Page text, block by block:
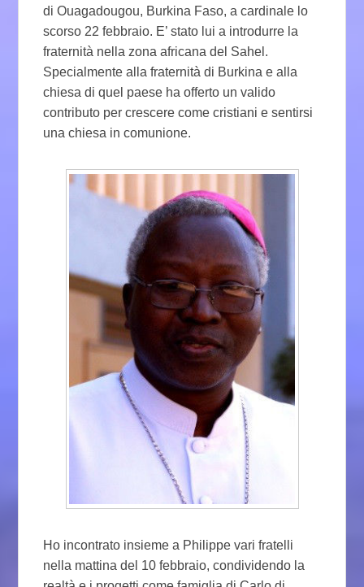
di Ouagadougou, Burkina Faso, a cardinale lo
scorso 22 febbraio. E’ stato lui a introdurre la
fraternità nella zona africana del Sahel.
Specialmente alla fraternità di Burkina e alla
chiesa di quel paese ha offerto un valido
contributo per crescere come cristiani e sentirsi
una chiesa in comunione.
Ho incontrato insieme a Philippe vari fratelli
nella mattina del 10 febbraio, condividendo la